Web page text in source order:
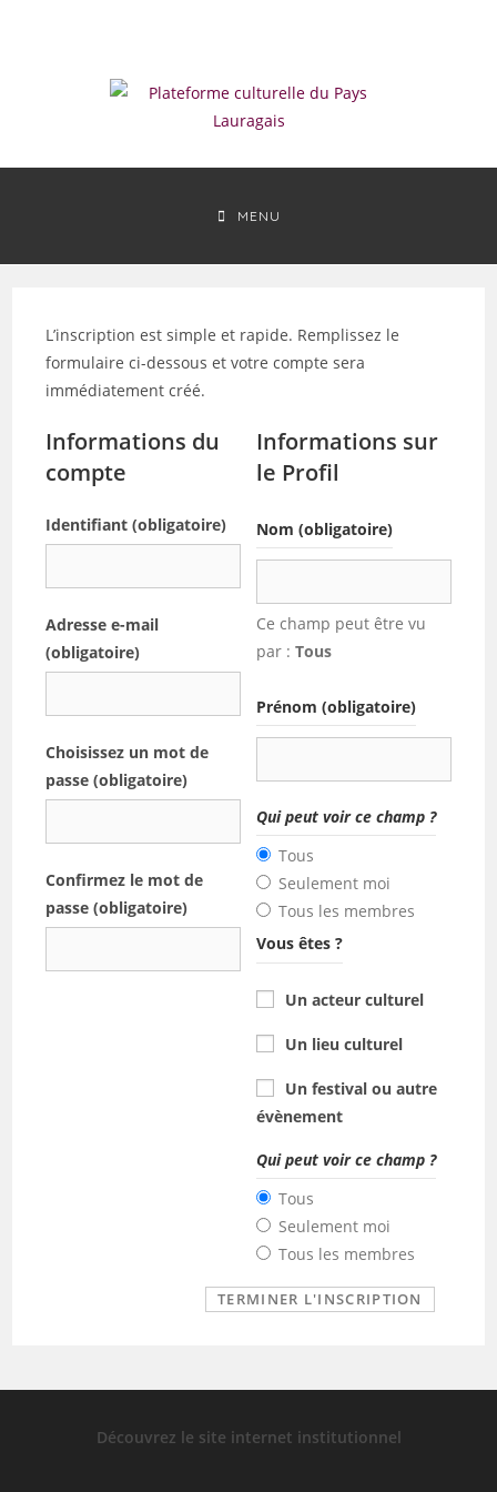
MENU
L’inscription est simple et rapide. Remplissez le
formulaire ci-dessous et votre compte sera
immédiatement créé.
Informations du
compte
Identifiant (obligatoire)
Adresse e-mail
(obligatoire)
Choisissez un mot de
passe (obligatoire)
Confirmez le mot de
passe (obligatoire)
Informations sur
le Profil
Nom(obligatoire)
Ce champ peut être vu
par :Tous
Prénom(obligatoire)
Qui peut voir ce champ ?
Tous
Seulement moi
Tous les membres
Vous êtes ?
Un acteur culturel
Un lieu culturel
Un festival ou autre
évènement
Qui peut voir ce champ ?
Tous
Seulement moi
Tous les membres
Découvrez le site internet institutionnel